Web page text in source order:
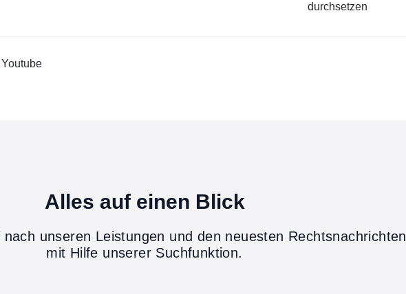
durchsetzen
Alles auf einen Blick
unseren Leistungen und den neuesten Rechtsnachrichten
mit Hilfe unserer Suchfunktion.